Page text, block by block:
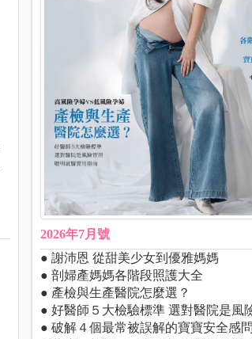
2026年7月號
● 謝沛恩 從甜美少女到優雅媽媽
● 剖婦產媽媽各階段照護大全
● 產檢與生產醫院怎麼選？
● 好醫師５大檢驗標準 選對醫院是風
● 破解４個最常被誤解的寶寶安全感